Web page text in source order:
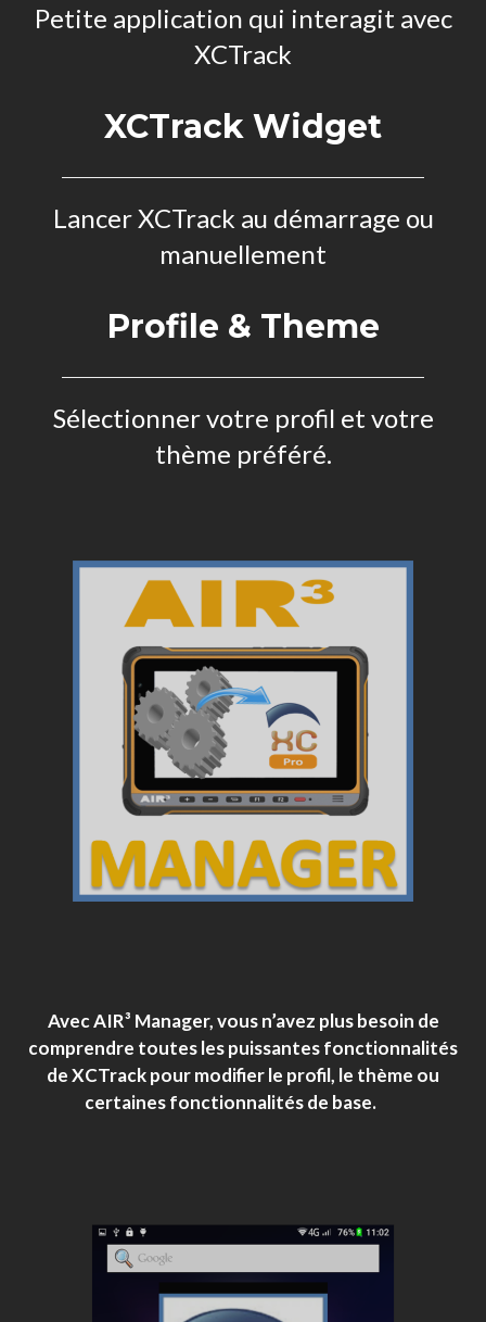
Petite application qui interagit avec
XCTrack
XCTrack Widget
Lancer XCTrack au démarrage ou
manuellement
Profile & Theme
Sélectionner votre profil et votre
thème préféré.
Avec AIR³ Manager, vous n’avez plus besoin de
comprendre toutes les puissantes fonctionnalités
de XCTrack pour modifier le profil, le thème ou
certaines fonctionnalités de base.